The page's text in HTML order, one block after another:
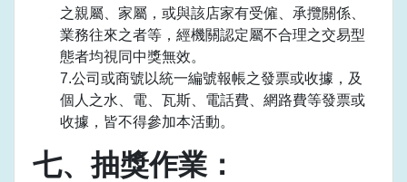
之親屬、家屬，或與該店家有受僱、承攬關係、
業務往來之者等，經機關認定屬不合理之交易型
態者均視同中獎無效。
7.公司或商號以統一編號報帳之發票或收據，及
個人之水、電、瓦斯、電話費、網路費等發票或
收據，皆不得參加本活動。
七、抽獎作業：